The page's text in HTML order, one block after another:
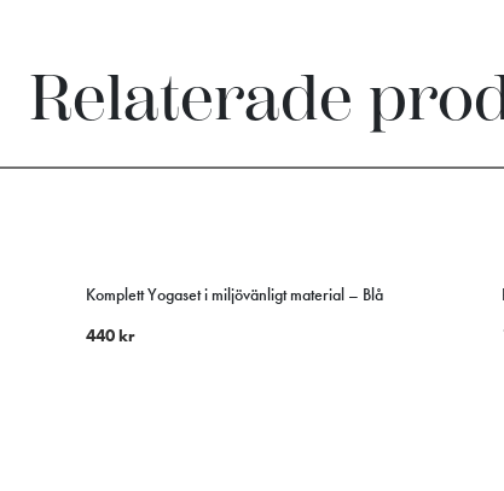
Relaterade
Komplett Yogaset i miljövänligt material – Blå
440kr